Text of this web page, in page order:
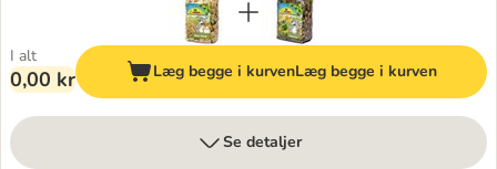
I alt
0,00 kr Læg begge i kurvenLæg begge i kurven
Se detaljer